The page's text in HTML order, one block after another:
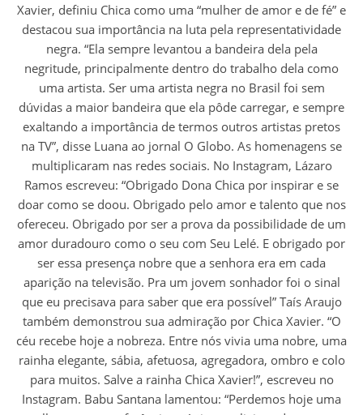
Xavier, definiu Chica como uma “mulher de amor e de fé” e
destacou sua importância na luta pela representatividade
negra. “Ela sempre levantou a bandeira dela pela
negritude, principalmente dentro do trabalho dela como
uma artista. Ser uma artista negra no Brasil foi sem
dúvidas a maior bandeira que ela pôde carregar, e sempre
exaltando a importância de termos outros artistas pretos
na TV”, disse Luana ao jornal O Globo. As homenagens se
multiplicaram nas redes sociais. No Instagram, Lázaro
Ramos escreveu: “Obrigado Dona Chica por inspirar e se
doar como se doou. Obrigado pelo amor e talento que nos
ofereceu. Obrigado por ser a prova da possibilidade de um
amor duradouro como o seu com Seu Lelé. E obrigado por
ser essa presença nobre que a senhora era em cada
aparição na televisão. Pra um jovem sonhador foi o sinal
que eu precisava para saber que era possível” Taís Araujo
também demonstrou sua admiração por Chica Xavier. “O
céu recebe hoje a nobreza. Entre nós vivia uma nobre, uma
rainha elegante, sábia, afetuosa, agregadora, ombro e colo
para muitos. Salve a rainha Chica Xavier!”, escreveu no
Instagram. Babu Santana lamentou: “Perdemos hoje uma